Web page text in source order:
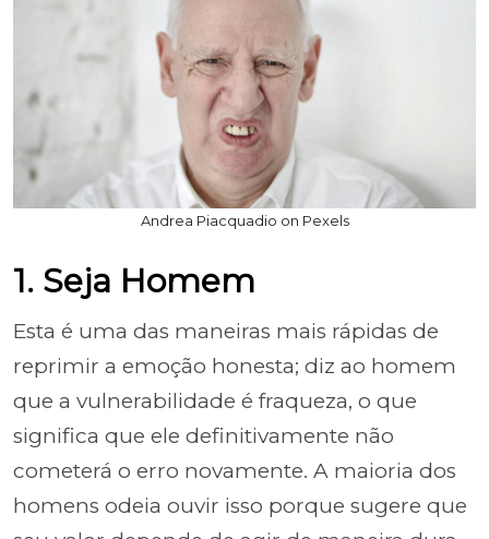
Andrea Piacquadio on Pexels
1. Seja Homem
Esta é uma das maneiras mais rápidas de
reprimir a emoção honesta; diz ao homem
que a vulnerabilidade é fraqueza, o que
significa que ele definitivamente não
cometerá o erro novamente. A maioria dos
homens odeia ouvir isso porque sugere que